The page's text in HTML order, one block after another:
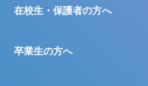
在校生・保護者の方へ
卒業生の方へ